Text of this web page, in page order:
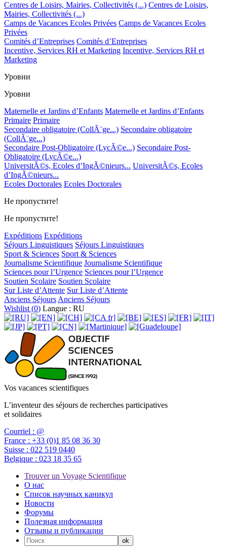
Centres de Loisirs, Mairies, Collectivités (...) Centres de Loisirs,
Mairies, Collectivités (...)
Camps de Vacances Ecoles Privées Camps de Vacances Ecoles
Privées
Comités d’Entreprises Comités d’Entreprises
Incentive, Services RH et Marketing Incentive, Services RH et
Marketing
Уровни
Уровни
Maternelle et Jardins d’Enfants Maternelle et Jardins d’Enfants
Primaire Primaire
Secondaire obligatoire (CollÃ¨ge...) Secondaire obligatoire
(CollÃ¨ge...)
Secondaire Post-Obligatoire (LycÃ©e...) Secondaire Post-
Obligatoire (LycÃ©e...)
UniversitÃ©s, Ecoles d’IngÃ©nieurs... UniversitÃ©s, Ecoles
d’IngÃ©nieurs...
Ecoles Doctorales Ecoles Doctorales
Не пропустите!
Не пропустите!
Expéditions Expéditions
Séjours Linguistiques Séjours Linguistiques
Sport & Sciences Sport & Sciences
Journalisme Scientifique Journalisme Scientifique
Sciences pour l’Urgence Sciences pour l’Urgence
Soutien Scolaire Soutien Scolaire
Sur Liste d’Attente Sur Liste d’Attente
Anciens SéjoursAnciens Séjours
Wishlist (0) Langue : RU
Vos vacances scientifiques
L’inventeur des séjours de recherches participatives
et solidaires
Courriel : @
France : +33 (0)1 85 08 36 30
Suisse : 022 519 0440
Belgique : 023 18 35 65
Trouver un Voyage Scientifique
О нас
Список научных каникул
Новости
Форумы
Полезная информация
Отзывы и публикации